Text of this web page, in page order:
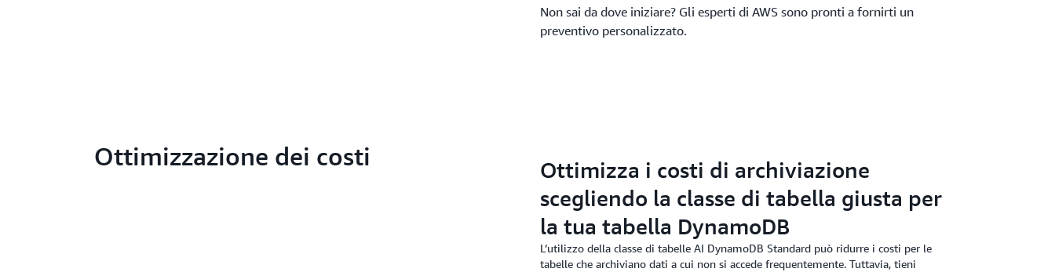
Non sai da dove iniziare? Gli esperti di AWS sono pronti a fornirti un
preventivo personalizzato.
Ottimizzazione dei costi
Ottimizza i costi di archiviazione
scegliendo la classe di tabella giusta per
la tua tabella DynamoDB
L’utilizzo della classe di tabelle AI DynamoDB Standard può ridurre i costi per le
tabelle che archiviano dati a cui non si accede frequentemente. Tuttavia, tieni